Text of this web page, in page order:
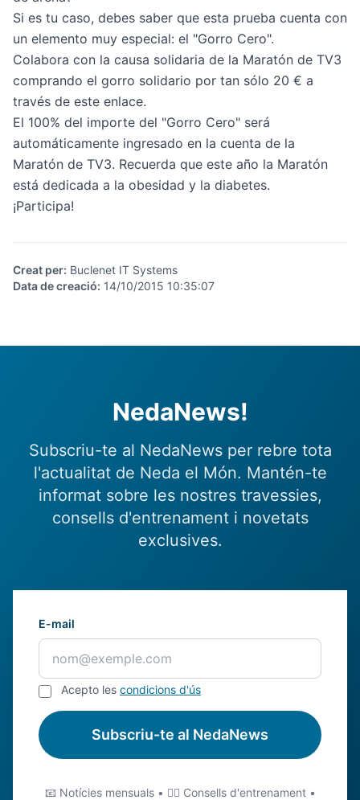
Si es tu caso, debes saber que esta prueba cuenta con
un elemento muy especial: el "Gorro Cero".
Colabora con la causa solidaria de la Maratón de TV3
comprando el gorro solidario por tan sólo 20 € a
través de este enlace.
El 100% del importe del "Gorro Cero" será
automáticamente ingresado en la cuenta de la
Maratón de TV3. Recuerda que este año la Maratón
está dedicada a la obesidad y la diabetes.
¡Participa!
Creat per: Buclenet IT Systems
Data de creació: 14/10/2015 10:35:07
NedaNews!
Subscriu-te al NedaNews per rebre tota
l'actualitat de Neda el Món. Mantén-te
informat sobre les nostres travessies,
consells d'entrenament i novetats
exclusives.
E-mail
Acepto les condicions d'ús
Subscriu-te al NedaNews
📧 Notícies mensuals • 🏊‍♂️ Consells d'entrenament •